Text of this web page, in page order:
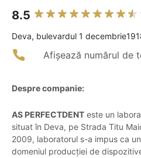
8.5
Deva, bulevardul 1
Afișează numărul de
Despre companie:
AS PERFECTDENT este un
situat în Deva, pe Strada Titu
2009, laboratorul s-a impus ca
domeniul producției de